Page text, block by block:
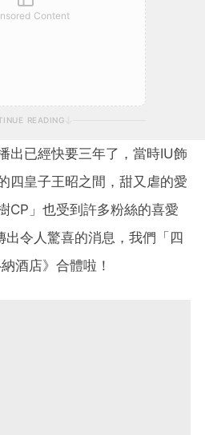
Content
READING
出已經快要三年了，當時IU飾
四皇子王昭之間，甜又虐的愛
CP」也受到許多粉絲的喜愛
令人驚喜的消息，我們「四
酒店》合體啦！